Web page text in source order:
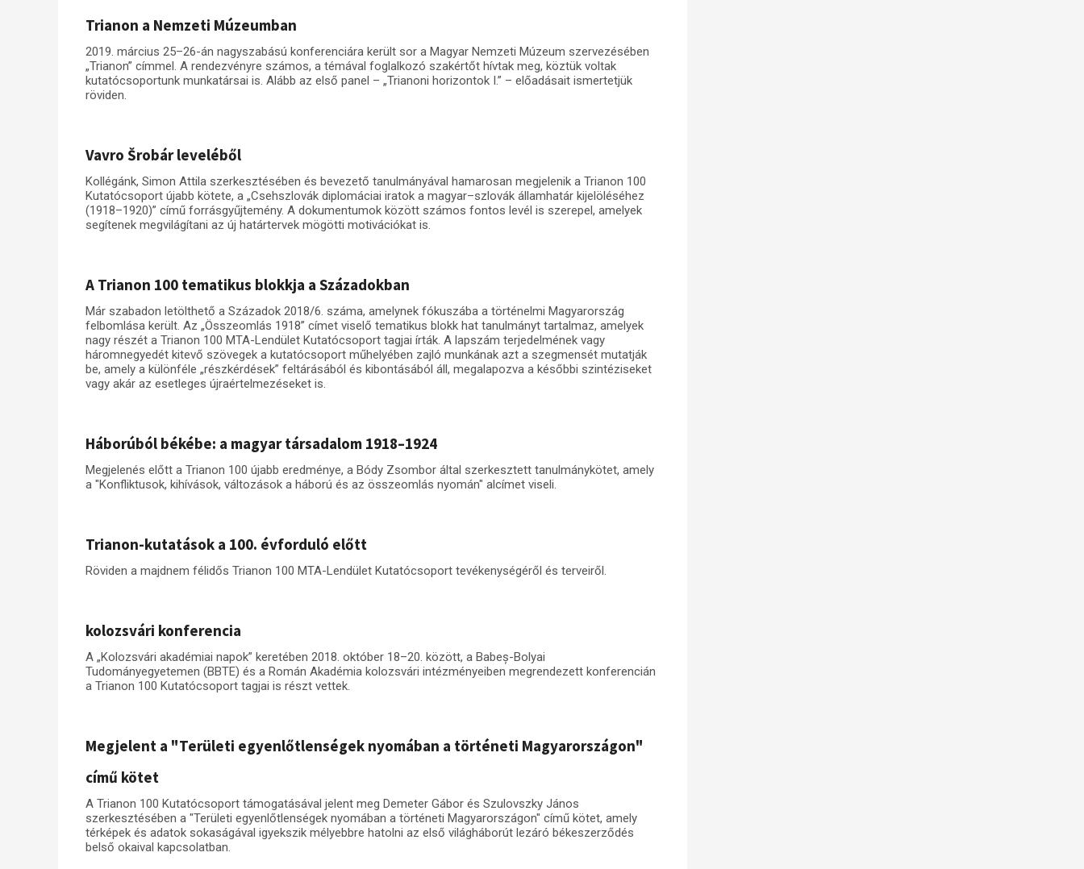
Trianon a Nemzeti Múzeumban
2019. március 25–26-án nagyszabású konferenciára került sor a Magyar Nemzeti Múzeum szervezésében
„Trianon” címmel. A rendezvényre számos, a témával foglalkozó szakértőt hívtak meg, köztük voltak
kutatócsoportunk munkatársai is. Alább az első panel – „Trianoni horizontok I.” – előadásait ismertetjük
röviden.
Vavro Šrobár leveléből
Kollégánk, Simon Attila szerkesztésében és bevezető tanulmányával hamarosan megjelenik a Trianon 100
Kutatócsoport újabb kötete, a „Csehszlovák diplomáciai iratok a magyar–szlovák államhatár kijelöléséhez
(1918–1920)” című forrásgyűjtemény. A dokumentumok között számos fontos levél is szerepel, amelyek
segítenek megvilágítani az új határtervek mögötti motivációkat is.
A Trianon 100 tematikus blokkja a Századokban
Már szabadon letölthető a Századok 2018/6. száma, amelynek fókuszába a történelmi Magyarország
felbomlása került. Az „Összeomlás 1918” címet viselő tematikus blokk hat tanulmányt tartalmaz, amelyek
nagy részét a Trianon 100 MTA-Lendület Kutatócsoport tagjai írták. A lapszám terjedelmének vagy
háromnegyedét kitevő szövegek a kutatócsoport műhelyében zajló munkának azt a szegmensét mutatják
be, amely a különféle „részkérdések” feltárásából és kibontásából áll, megalapozva a későbbi szintéziseket
vagy akár az esetleges újraértelmezéseket is.
Háborúból békébe: a magyar társadalom 1918–1924
Megjelenés előtt a Trianon 100 újabb eredménye, a Bódy Zsombor által szerkesztett tanulmánykötet, amely
a "Konfliktusok, kihívások, változások a háború és az összeomlás nyomán" alcímet viseli.
Trianon-kutatások a 100. évforduló előtt
Röviden a majdnem félidős Trianon 100 MTA-Lendület Kutatócsoport tevékenységéről és terveiről.
kolozsvári konferencia
A „Kolozsvári akadémiai napok” keretében 2018. október 18–20. között, a Babeș-Bolyai
Tudományegyetemen (BBTE) és a Román Akadémia kolozsvári intézményeiben megrendezett konferencián
a Trianon 100 Kutatócsoport tagjai is részt vettek.
Megjelent a "Területi egyenlőtlenségek nyomában a történeti Magyarországon"
című kötet
A Trianon 100 Kutatócsoport támogatásával jelent meg Demeter Gábor és Szulovszky János
szerkesztésében a "Területi egyenlőtlenségek nyomában a történeti Magyarországon" című kötet, amely
térképek és adatok sokaságával igyekszik mélyebbre hatolni az első világháborút lezáró békeszerződés
belső okaival kapcsolatban.